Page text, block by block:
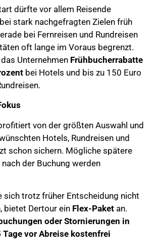
dürfte vor allem Reisende
stark nachgefragten Zielen früh
bei Fernreisen und Rundreisen
oft lange im Voraus begrenzt.
Unternehmen Frühbucherrabatte
bei Hotels und bis zu 150 Euro
von der größten Auswahl und
Hotels, Rundreisen und
schon sichern. Mögliche spätere
der Buchung werden
sich trotz früher Entscheidung nicht
bietet Dertour ein Flex-Paket an.
oder Stornierungen in
Tage vor Abreise kostenfrei